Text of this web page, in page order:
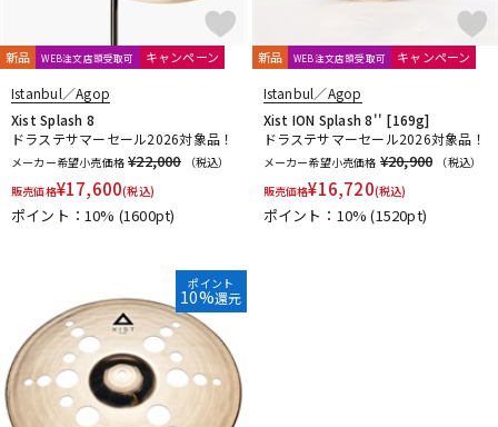
新品 WEB注文店頭受取可 キャンペーン
Istanbul／Agop
Xist Splash 8
ドラステサマーセール2026対象品！
メーカー希望小売価格 ¥22,000
（税込）
販売価格¥17,600(税込)
ポイント：10% (1600pt)
新品 WEB注文店頭受取可 キャンペーン
Istanbul／Agop
Xist ION Splash 8'' [169g]
ドラステサマーセール2026対象品！
メーカー希望小売価格 ¥20,900
（税込）
販売価格¥16,720(税込)
ポイント：10%(1520pt)
ポイント
10%還元